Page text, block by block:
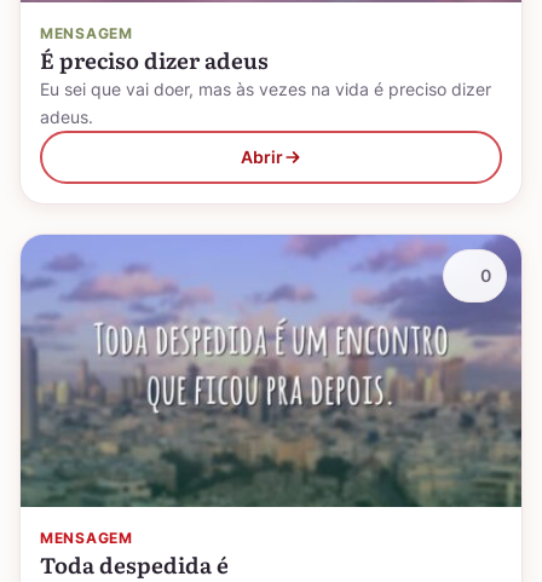
MENSAGEM
É preciso dizer adeus
Eu sei que vai doer, mas às vezes na vida é preciso dizer
adeus.
Abrir
MENSAGEM
Toda despedida é
0